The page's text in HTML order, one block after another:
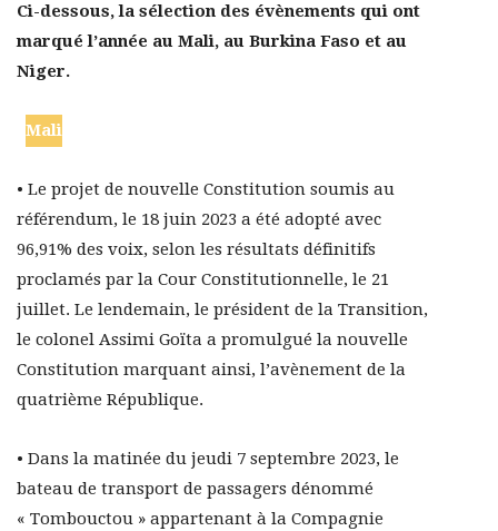
Ci-dessous, la sélection des évènements qui ont
marqué l’année au Mali, au Burkina Faso et au
Niger.
Mali
• Le projet de nouvelle Constitution soumis au
référendum, le 18 juin 2023 a été adopté avec
96,91% des voix, selon les résultats définitifs
proclamés par la Cour Constitutionnelle, le 21
juillet. Le lendemain, le président de la Transition,
le colonel Assimi Goïta a promulgué la nouvelle
Constitution marquant ainsi, l’avènement de la
quatrième République.
• Dans la matinée du jeudi 7 septembre 2023, le
bateau de transport de passagers dénommé
« Tombouctou » appartenant à la Compagnie